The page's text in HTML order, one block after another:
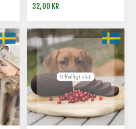
32,00 KR